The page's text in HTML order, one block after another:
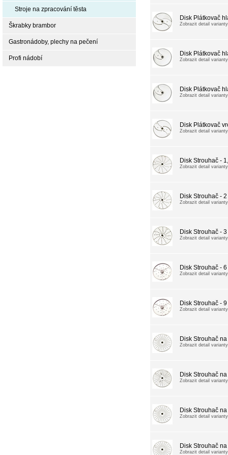
Disk Plátkovač
Zobrazit detail varianty
Disk Plátkovač
Zobrazit detail varianty
Disk Plátkovač
Zobrazit detail varianty
Disk Plátkovač
Zobrazit detail varianty
Disk Strouhač -
Zobrazit detail varianty
Disk Strouhač - 2
Zobrazit detail varianty
Disk Strouhač - 3
Zobrazit detail varianty
Disk Strouhač - 6
Zobrazit detail varianty
Disk Strouhač - 9
Zobrazit detail varianty
Disk Strouhač
Zobrazit detail varianty
Disk Strouhač
Zobrazit detail varianty
Disk Strouhač
Zobrazit detail varianty
Disk Strouhač
Zobrazit detail varianty
Stroje na zpracování těsta
Škrabky brambor
Gastronádoby, plechy na pečení
Profi nádobí